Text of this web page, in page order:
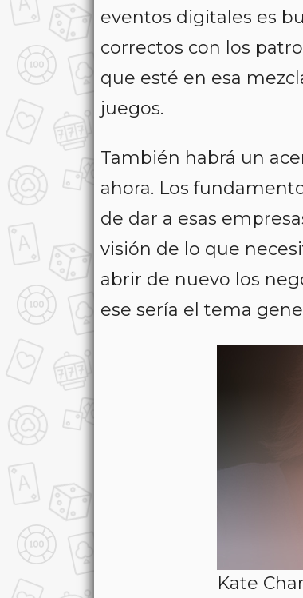
eventos digitales es
correctos con los
que esté en esa
juegos.
También habrá un
ahora. Los
de dar a esas
visión de lo que
abrir de nuevo los
ese sería el tema
Kate